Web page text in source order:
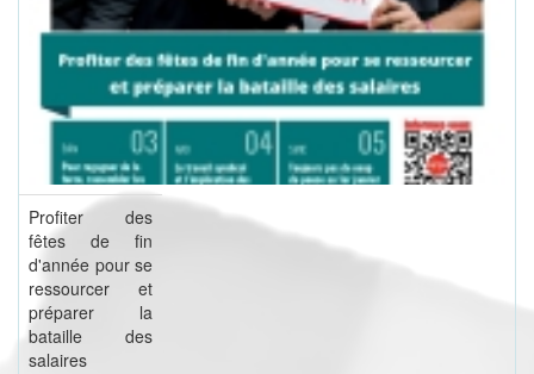
Profiter des
fêtes de fin
d'année pour se
ressourcer et
préparer la
bataille des
salaires